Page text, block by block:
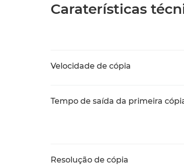
Caraterísticas
Velocidade de cópia
Tempo de saída da primeira
Resolução de cópia